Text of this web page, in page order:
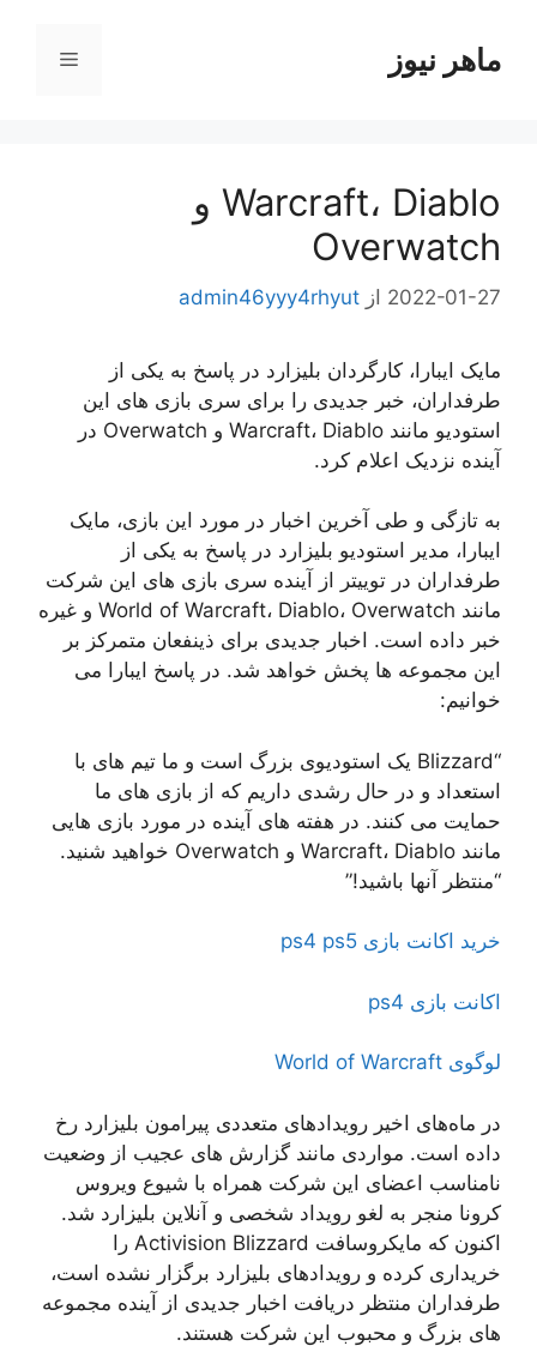
محتواماهر نیوز فهرست
Warcraft، Diablo و
Overwatch
2022-01-27 از admin46yyy4rhyut
مایک ایبارا، کارگردان بلیزارد در پاسخ به یکی از
طرفداران، خبر جدیدی را برای سری بازی های این
استودیو مانند Warcraft، Diablo و Overwatch در
آینده نزدیک اعلام کرد.
به تازگی و طی آخرین اخبار در مورد این بازی، مایک
ایبارا، مدیر استودیو بلیزارد در پاسخ به یکی از
طرفداران در توییتر از آینده سری بازی های این شرکت
مانند World of Warcraft، Diablo، Overwatch و غیره
خبر داده است. اخبار جدیدی برای ذینفعان متمرکز بر
این مجموعه ها پخش خواهد شد. در پاسخ ایبارا می
خوانیم:
“Blizzard یک استودیوی بزرگ است و ما تیم های با
استعداد و در حال رشدی داریم که از بازی های ما
حمایت می کنند. در هفته های آینده در مورد بازی هایی
مانند Warcraft، Diablo و Overwatch خواهید شنید.
“منتظر آنها باشید!”
خرید اکانت بازی ps4 ps5
اکانت بازی ps4
لوگوی World of Warcraft
در ماه‌های اخیر رویدادهای متعددی پیرامون بلیزارد رخ
داده است. مواردی مانند گزارش های عجیب از وضعیت
نامناسب اعضای این شرکت همراه با شیوع ویروس
کرونا منجر به لغو رویداد شخصی و آنلاین بلیزارد شد.
اکنون که مایکروسافت Activision Blizzard را
خریداری کرده و رویدادهای بلیزارد برگزار نشده است،
طرفداران منتظر دریافت اخبار جدیدی از آینده مجموعه
های بزرگ و محبوب این شرکت هستند.